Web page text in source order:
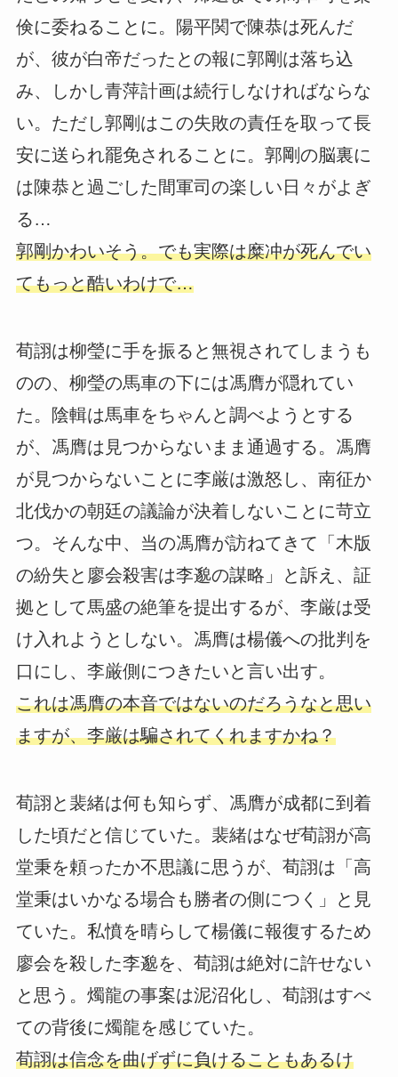
倹に委ねることに。陽平関で陳恭は死んだ
が、彼が白帝だったとの報に郭剛は落ち込
み、しかし青萍計画は続行しなければならな
い。ただし郭剛はこの失敗の責任を取って長
安に送られ罷免されることに。郭剛の脳裏に
は陳恭と過ごした間軍司の楽しい日々がよぎ
る…
郭剛かわいそう。でも実際は糜冲が死んでい
てもっと酷いわけで…
荀詡は柳瑩に手を振ると無視されてしまうも
のの、柳瑩の馬車の下には馮膺が隠れてい
た。陰輯は馬車をちゃんと調べようとする
が、馮膺は見つからないまま通過する。馮膺
が見つからないことに李厳は激怒し、南征か
北伐かの朝廷の議論が決着しないことに苛立
つ。そんな中、当の馮膺が訪ねてきて「木版
の紛失と廖会殺害は李邈の謀略」と訴え、証
拠として馬盛の絶筆を提出するが、李厳は受
け入れようとしない。馮膺は楊儀への批判を
口にし、李厳側につきたいと言い出す。
これは馮膺の本音ではないのだろうなと思い
ますが、李厳は騙されてくれますかね？
荀詡と裴緒は何も知らず、馮膺が成都に到着
した頃だと信じていた。裴緒はなぜ荀詡が高
堂秉を頼ったか不思議に思うが、荀詡は「高
堂秉はいかなる場合も勝者の側につく」と見
ていた。私憤を晴らして楊儀に報復するため
廖会を殺した李邈を、荀詡は絶対に許せない
と思う。燭龍の事案は泥沼化し、荀詡はすべ
ての背後に燭龍を感じていた。
荀詡は信念を曲げずに負けることもあるけ